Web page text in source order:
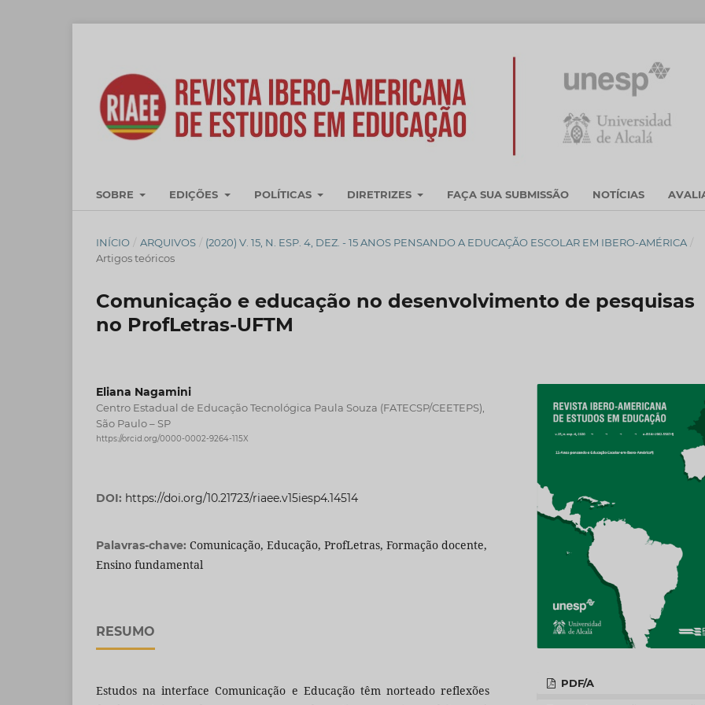
SOBRE EDIÇÕES POLÍTICAS DIRETRIZES FAÇA SUA SUBMISSÃO NOTÍCIAS
INÍCIO / ARQUIVOS / (2020) V. 15, N. ESP. 4, DEZ. - 15 ANOS PENSANDO A EDUCAÇÃO ESCOLAR EM IBERO-AMÉRICA /
Artigos teóricos
Comunicação e educação no desenvolvimento de pesquisas
no ProfLetras-UFTM
Eliana Nagamini
Centro Estadual de Educação Tecnológica Paula Souza (FATECSP/CEETEPS),
São Paulo – SP
https://orcid.org/0000-0002-9264-115X
DOI: https://doi.org/10.21723/riaee.v15iesp4.14514
Palavras-chave: Comunicação, Educação, ProfLetras, Formação docente,
Ensino fundamental
RESUMO
Estudos na interface Comunicação e Educação têm norteado reflexões
PDF/A